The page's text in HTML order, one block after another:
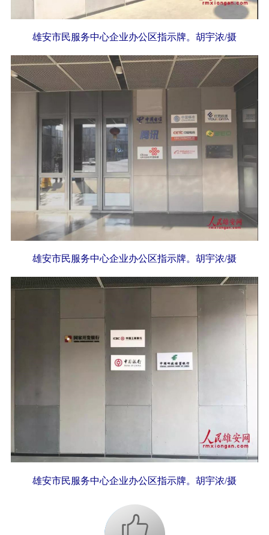
雄安市民服务中心企业办公区指示牌。胡宇浓/摄
雄安市民服务中心企业办公区指示牌。胡宇浓/摄
雄安市民服务中心企业办公区指示牌。胡宇浓/摄
+1